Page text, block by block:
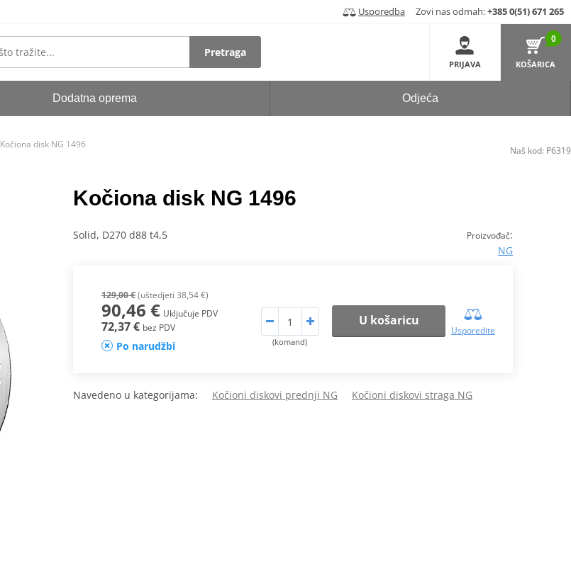
Usporedba Zovi nas odmah:+385 0(51) 671 265
Pretraga
PRIJAVA
0
KOŠARICA
Dodatna oprema Odjeća
Kočiona disk NG 1496
Kočiona disk NG 1496
Proizvođač:
NG
Solid, D270 d88 t4,5
129,00 €(uštedjeti 38,54 €)
90,46 € Uključuje PDV
72,37 € bez PDV
Po narudžbi (komand)
U košaricu
Usporedite
Navedeno u kategorijama: Kočioni diskovi prednji NG Kočioni diskovi straga NG
Naš kod: P6319